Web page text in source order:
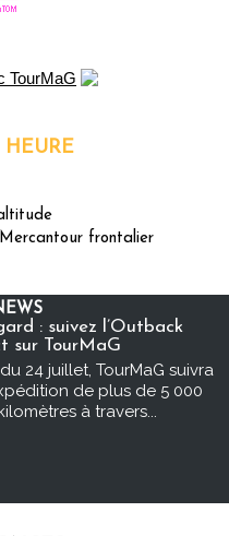
HEURE
frontalier
: suivez l’Outback
sur TourMaG
24 juillet, TourMaG suivra
de plus de 5 000
à travers...